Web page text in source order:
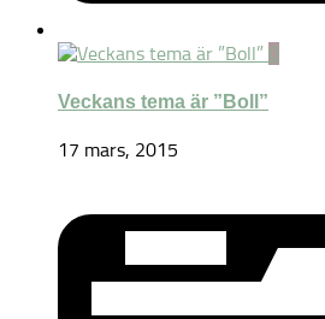
0
Veckans tema är ”Boll”
17 mars, 2015